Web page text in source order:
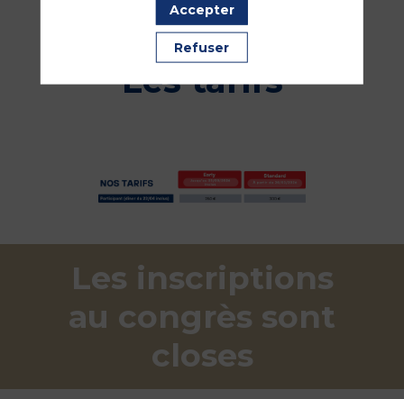
Les tarifs
Les inscriptions
au congrès sont
closes
Accepter
Refuser